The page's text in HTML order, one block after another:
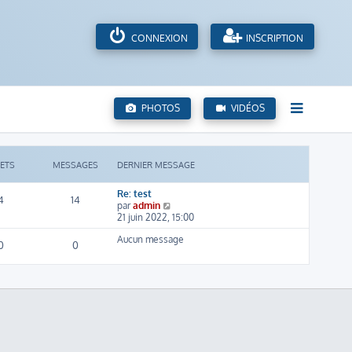
CONNEXION INSCRIPTION
PHOTOS VIDÉOS
MESSAGES DERNIER MESSAGE
14
Re: test
paradmin
o
n
s
l
e
21 juin 2022, 15:00
0 Aucun message